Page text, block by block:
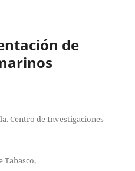
de
Centro de Investigaciones
Tabasco,